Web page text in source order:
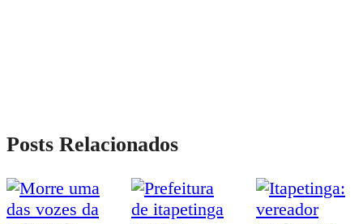
Posts Relacionados